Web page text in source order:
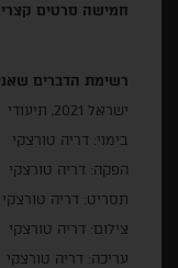
חמישה סרטים
רשימת הדברים
ישראל 2021, תיעודי
בימוי: דריה טורצקי
הפקה: דריה טורצקי
תסריט: דריה טורצקי
צילום: דריה טורצקי
עריכה: דריה טורצקי